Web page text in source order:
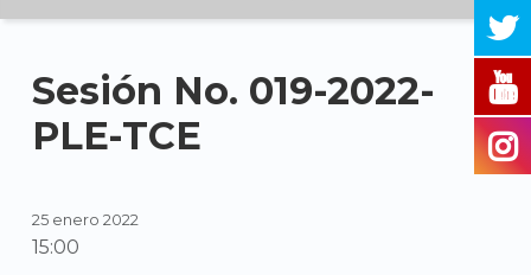
Sesión No. 019-2022-
PLE-TCE
25 enero 2022
15:00